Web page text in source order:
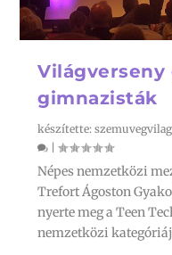
Világverseny
gimnazisták
készítette:szemuvegvilag
|
Népes nemzetközi
Trefort Ágoston
nyerte meg a Teen
nemzetközi